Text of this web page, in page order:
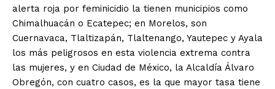
alerta roja por feminicidio la tienen municipios como
Chimalhuacán o Ecatepec; en Morelos, son
Cuernavaca, Tlaltizapán, Tlaltenango, Yautepec y Ayala
los más peligrosos en esta violencia extrema contra
las mujeres, y en Ciudad de México, la Alcaldía Álvaro
Obregón, con cuatro casos, es la que mayor tasa tiene